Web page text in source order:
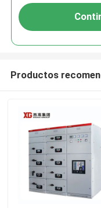
Productos